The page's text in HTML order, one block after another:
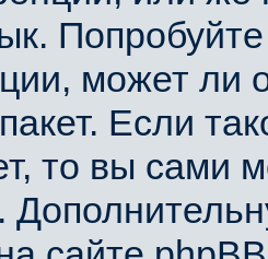
может ли
Если
то вы сами